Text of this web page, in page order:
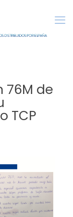
76M de
TCP